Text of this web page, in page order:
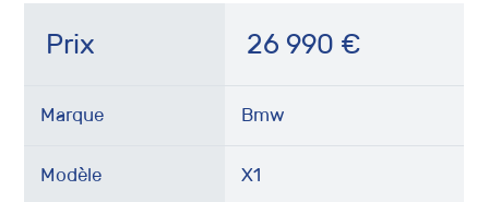
Prix 26 990 €
Marque Bmw
Modèle X1